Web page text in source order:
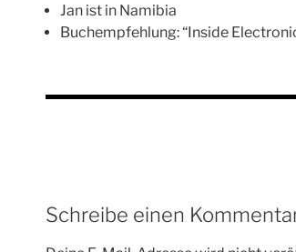
Jan ist in Namibia
Buchempfehlung: “Inside
Schreibe einen